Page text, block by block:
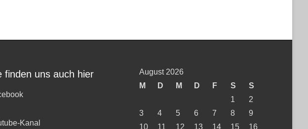
finden uns auch hier
Kanal
August 2026
M
D M D F S
S
1
2
3
4 5 6 7 8
9
10
11 12 13 14 15 16